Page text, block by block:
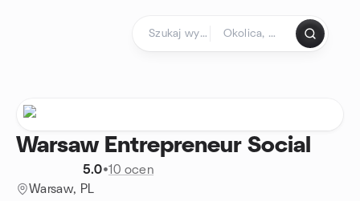
Warsaw Entrepreneur Social
5.0•10 ocen
Warsaw, PL